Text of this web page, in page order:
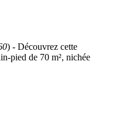
) - Découvrez cette
pied de 70 m², nichée